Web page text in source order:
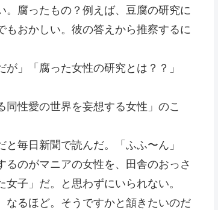
。腐ったもの？例えば、豆腐の研究に
もおかしい。彼の答えから推察するに
」「腐った女性の研究とは？？」
性愛の世界を妄想する女性」のこ
毎日新聞で読んだ。「ふふ〜ん」
のがマニアの女性を、田舎のおっさ
子」だ。と思わずにいられない。
なるほど。そうですかと頷きたいのだ